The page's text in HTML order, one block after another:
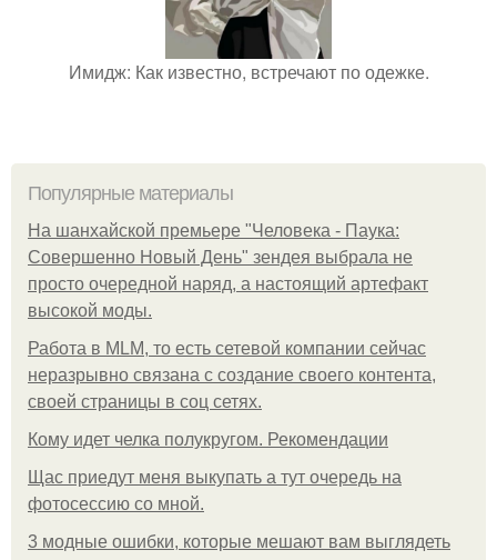
Имидж: Как известно, встречают по одежке.
Популярные материалы
На шанхайской премьере "Человека - Паука:
Совершенно Новый День" зендея выбрала не
просто очередной наряд, а настоящий артефакт
высокой моды.
Работа в MLM, то есть сетевой компании сейчас
неразрывно связана с создание своего контента,
своей страницы в соц сетях.
Кому идет челка полукругом. Рекомендации
Щас приедут меня выкупать а тут очередь на
фотосессию со мной.
3 модные ошибки, которые мешают вам выглядеть